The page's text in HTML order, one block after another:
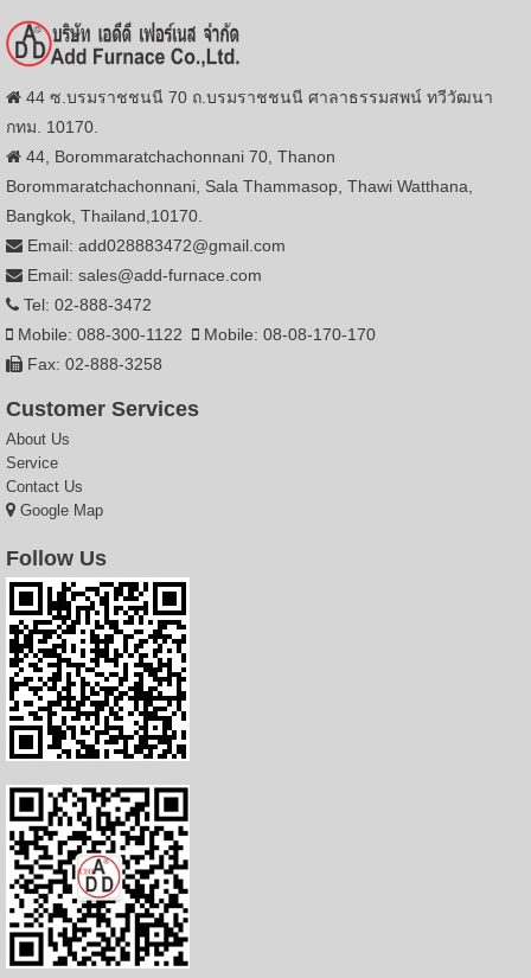
44 ซ.บรมราชชนนี 70 ถ.บรมราชชนนี ศาลาธรรมสพน์ ทวีวัฒนา
กทม. 10170.
44, Borommaratchachonnani 70, Thanon
Borommaratchachonnani, Sala Thammasop, Thawi Watthana,
Bangkok, Thailand,10170.
Email: add028883472@gmail.com
Email: sales@add-furnace.com
Tel: 02-888-3472
Mobile: 088-300-1122
Mobile: 08-08-170-170
Fax: 02-888-3258
Customer Services
About Us
Service
Contact Us
Google Map
Follow Us